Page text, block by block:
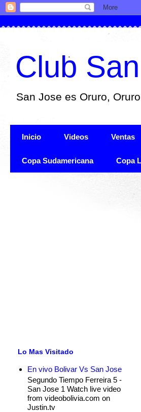
Club
San Jose es Oruro,
Inicio Videos Ventas
Copa Sudamericana Copa
Lo Mas Visitado
En vivo Bolivar Vs San Jose
Segundo Tiempo Ferreira 5 -
San Jose 1 Watch live video
from videobolivia.com on
Justin.tv